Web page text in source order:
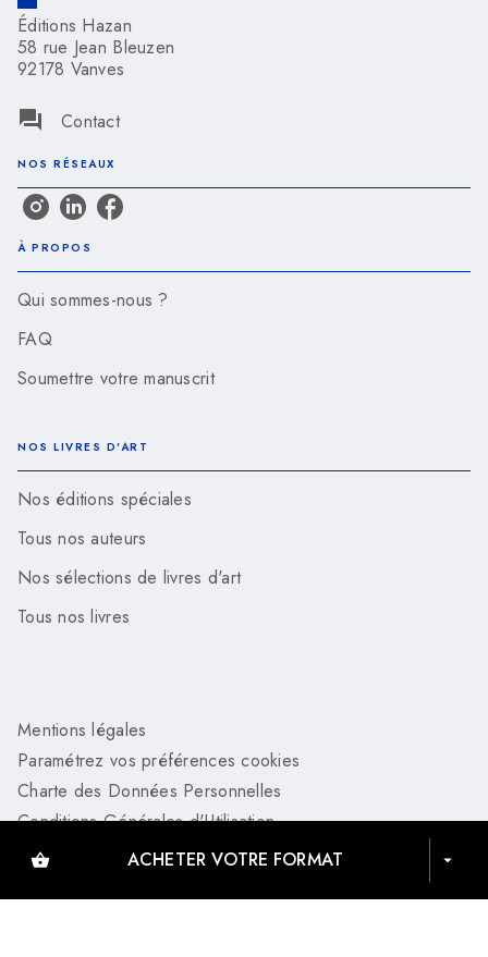
shopping_basket ACHETER VOTRE FORMAT arrow_drop_down
Éditions Hazan
58 rue Jean Bleuzen
92178 Vanves
question_answer Contact
NOS RÉSEAUX
À PROPOS
Qui sommes-nous ?
FAQ
Soumettre votre manuscrit
NOS LIVRES D'ART
Nos éditions spéciales
Tous nos auteurs
Nos sélections de livres d'art
Tous nos livres
Mentions légales
Paramétrez vos préférences cookies
Charte des Données Personnelles
Conditions Générales d'Utilisation
Charte de référencement